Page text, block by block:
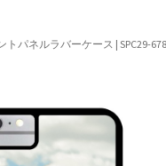
トパネルラバーケース | SPC29-678